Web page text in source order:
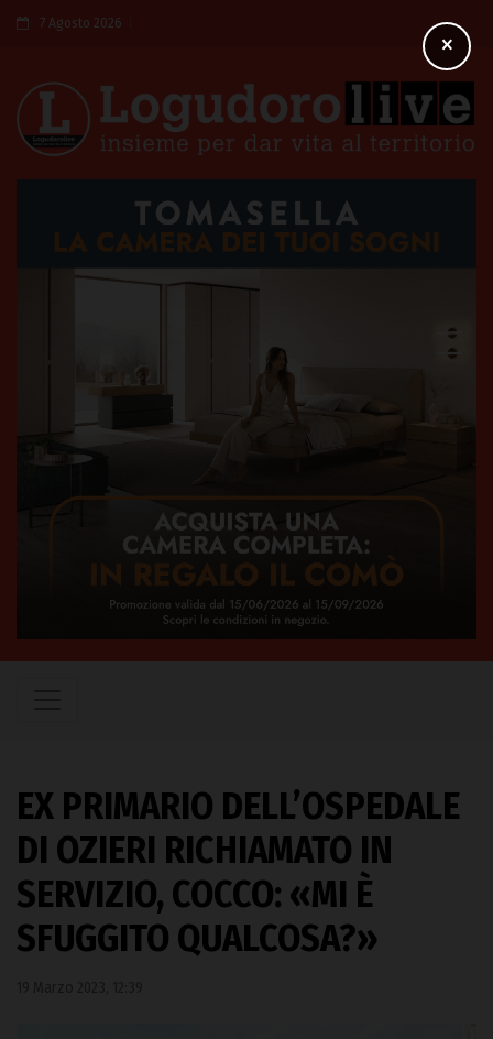
7 Agosto 2026
EX PRIMARIO DELL’OSPEDALE
DI OZIERI RICHIAMATO IN
SERVIZIO, COCCO: «MI È
SFUGGITO QUALCOSA?»
×